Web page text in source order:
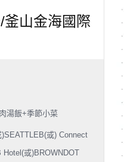
山金海國際
湯飯+季節小菜
或) Connect
Hotel(或)BROWNDOT